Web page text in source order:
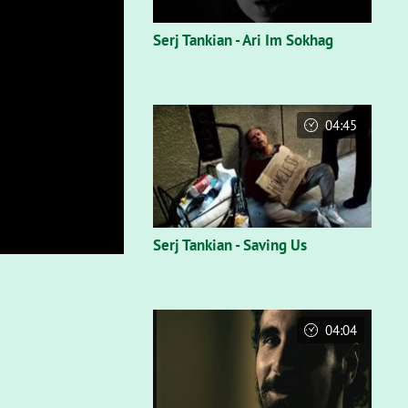
Serj Tankian - Ari Im Sokhag
Serj Tankian - Saving Us
04:45
04:04